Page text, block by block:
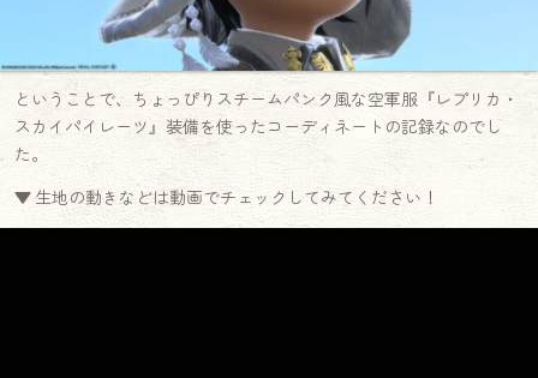
ということで、ちょっぴりスチームパンク風な空軍服『レプリカ・
スカイパイレーツ』装備を使ったコーディネートの記録なのでし
た。
▼ 生地の動きなどは動画でチェックしてみてください！